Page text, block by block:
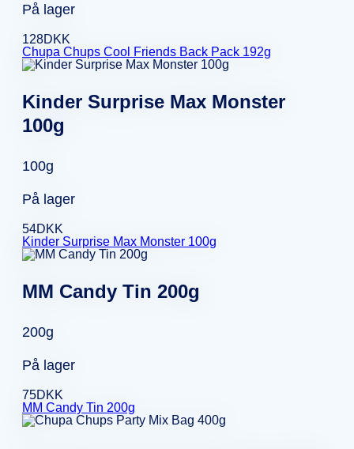
På lager
128DKK
Chupa Chups Cool Friends Back Pack 192g
Kinder Surprise Max Monster
100g
100g
På lager
54DKK
Kinder Surprise Max Monster 100g
MM Candy Tin 200g
200g
På lager
75DKK
MM Candy Tin 200g